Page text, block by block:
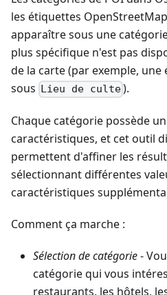
les étiquettes
apparaître sous une
plus spécifique n'est pas
de la carte (par exemple,
sous
Lieu de culte).
Chaque catégorie possède
caractéristiques, et cet outil
permettent d'affiner les
sélectionnant différentes
caractéristiques
Comment ça marche :
Sélection de catégorie-
catégorie qui vous
restaurants, les hôtels,